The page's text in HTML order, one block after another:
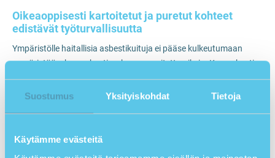
Suostumus Yksityiskohdat Tietoja
Käytämme evästeitä
Oikeaoppisesti kartoitetut ja puretut kohteet
edistävät työturvallisuutta
Ympäristölle haitallisia asbestikuituja ei pääse kulkeutumaan
ympäristöön, kun asbestipurku on suoritettu oikein. Kun asbestia
sisältävä materiaali on oikeaoppisesti poistettu, ja kuljetettu pois
työmaalta, täytyy vielä huolehtia asbestipölylle altistuneen alueen
Näytteenoton periaatteet opetetaan